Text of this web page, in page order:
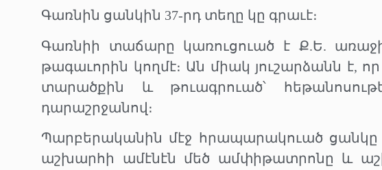
Գառնին ցանկին 37-րդ տեղը կը գրաւէ։
Գառնիի տաճարը կառուցուած է Ք.Ե.
թագաւորին կողմէ։ Ան միակ յուշարձանն է,
տարածքին և թուագրուած՝
դարաշրջանով։
Պարբերականին մէջ հրապարակուած ցանկը
աշխարհի ամէնէն մեծ ամփիթատրոնը և